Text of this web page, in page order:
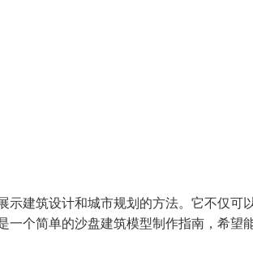
示建筑设计和城市规划的方法。它不仅可
一个简单的沙盘建筑模型制作指南，希望